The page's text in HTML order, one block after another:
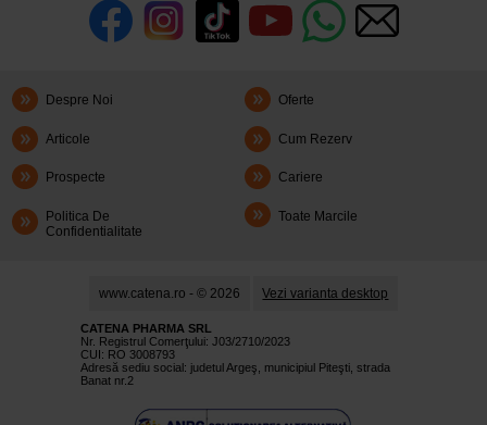
Despre Noi Oferte
Articole Cum Rezerv
Prospecte Cariere
Politica De
Confidentialitate
Toate Marcile
www.catena.ro - © 2026 Vezi varianta desktop
CATENA PHARMA SRL
Nr. Registrul Comerţului: J03/2710/2023
CUI: RO 3008793
Adresă sediu social: judetul Argeş, municipiul Piteşti, strada
Banat nr.2